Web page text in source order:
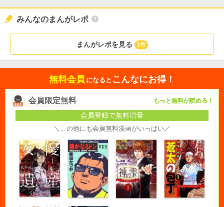
みんなのまんがレポ
まんがレポを見る 3件
無料会員 になると こんなにお得！
会員限定無料 もっと無料が読める！
会員登録で無料増量
＼この他にも会員無料漫画がいっぱい／